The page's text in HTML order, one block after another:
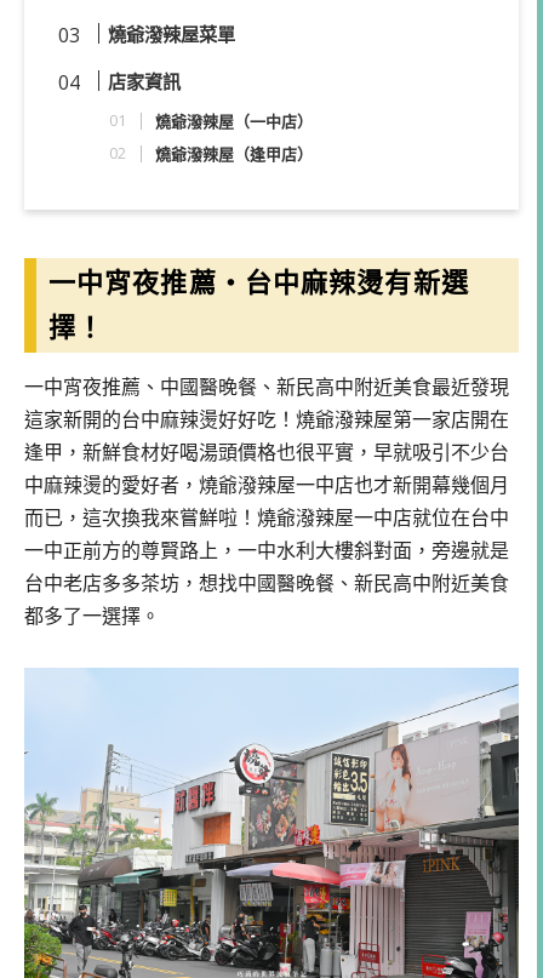
燒爺潑辣屋菜單
店家資訊
燒爺潑辣屋（一中店）
燒爺潑辣屋（逢甲店）
一中宵夜推薦・台中麻辣燙有新選
擇！
一中宵夜推薦、中國醫晚餐、新民高中附近美食最近發現
這家新開的台中麻辣燙好好吃！燒爺潑辣屋第一家店開在
逢甲，新鮮食材好喝湯頭價格也很平實，早就吸引不少台
中麻辣燙的愛好者，燒爺潑辣屋一中店也才新開幕幾個月
而已，這次換我來嘗鮮啦！燒爺潑辣屋一中店就位在台中
一中正前方的尊賢路上，一中水利大樓斜對面，旁邊就是
台中老店多多茶坊，想找中國醫晚餐、新民高中附近美食
都多了一選擇。